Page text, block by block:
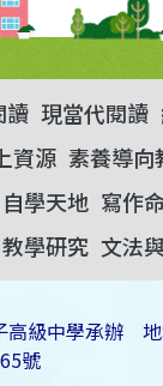
讀 現當代閱讀
資源 素養導向
自學天地 寫作
教學研究 文法
高級中學承辦
號